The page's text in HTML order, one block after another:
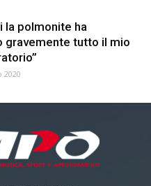
la polmonite ha
gravemente tutto il mio
2020